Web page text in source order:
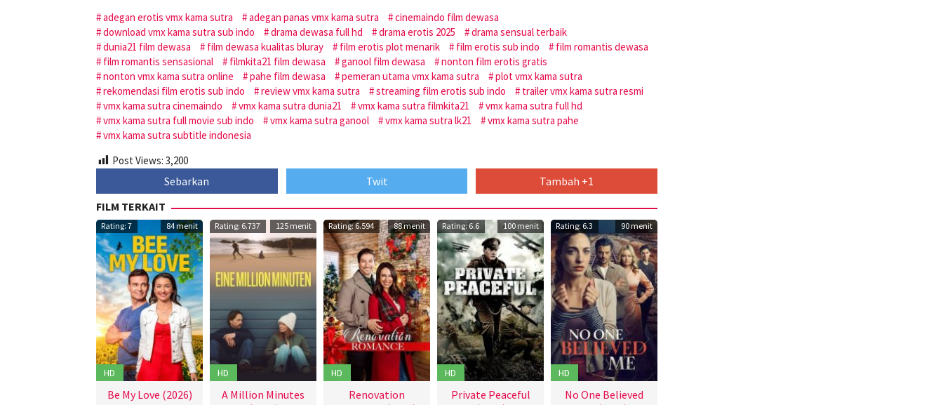
adegan erotis vmx kama sutra
adegan panas vmx kama sutra
cinemaindo film dewasa
download vmx kama sutra sub indo
drama dewasa full hd drama erotis 2025
drama sensual terbaik
dunia21 film dewasa
film dewasa kualitas bluray film erotis plot menarik film erotis sub indo
film romantis dewasa
film romantis sensasional
filmkita21 film dewasa ganool film dewasa
nonton film erotis gratis
nonton vmx kama sutra online
pahe film dewasa pemeran utama vmx kama sutra
plot vmx kama sutra
rekomendasi film erotis sub indo
review vmx kama sutra streaming film erotis sub indo
trailer vmx kama sutra resmi
vmx kama sutra cinemaindo
vmx kama sutra dunia21 vmx kama sutra filmkita21
vmx kama sutra full hd
vmx kama sutra full movie sub indo
vmx kama sutra ganool vmx kama sutra lk21
vmx kama sutra pahe
vmx kama sutra subtitle indonesia
Post Views: 3,200
Sebarkan Twit
Tambah +1
FILM TERKAIT
Rating: 7 84 menit
HD
Be My Love (2026)
Rating: 6.737 125 menit
HD
A Million Minutes
Rating: 6.594 88 menit
HD
Renovation
Rating: 6.6 100 menit
HD
Private Peaceful
Rating: 6.3 90 menit
HD
No One Believed